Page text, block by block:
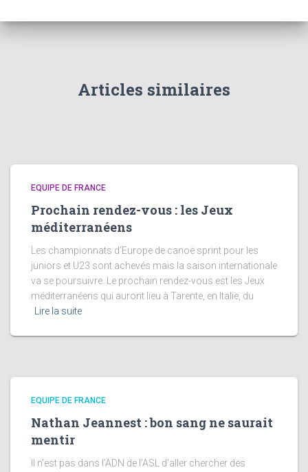
Articles similaires
EQUIPE DE FRANCE
Prochain rendez-vous : les Jeux
méditerranéens
Les championnats d’Europe de canoë sprint pour les
juniors et U23 sont achevés mais la saison internationale
va se poursuivre. Le prochain rendez-vous est les Jeux
méditerranéens qui auront lieu à Tarente, en Italie, du
Lire la suite
EQUIPE DE FRANCE
Nathan Jeannest : bon sang ne saurait
mentir
Il n’est pas dans l’ADN de l’ASL d’aller chercher des